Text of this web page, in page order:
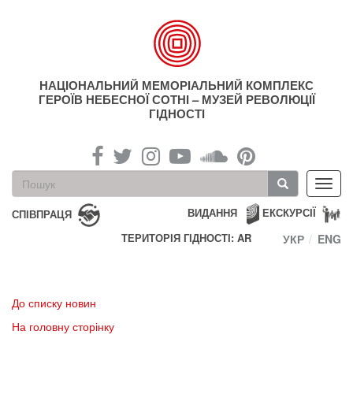
НАЦІОНАЛЬНИЙ МЕМОРІАЛЬНИЙ КОМПЛЕКС
ГЕРОЇВ НЕБЕСНОЇ СОТНІ – МУЗЕЙ РЕВОЛЮЦІЇ
ГІДНОСТІ
Пошукова
форма
Пошук
СПІВПРАЦЯ ЕКСКУРСІЇ
ВИДАННЯ
ТЕРИТОРІЯ ГІДНОСТІ: AR
УКР ENG
До списку новин
На головну сторінку